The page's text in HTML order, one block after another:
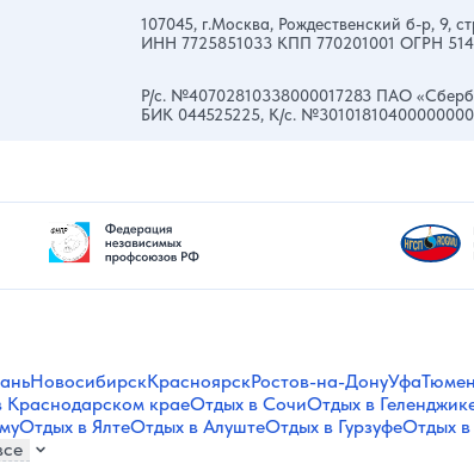
107045, г.Москва, Рождественский б-р, 9,
ИНН 7725851033 КПП 770201001 ОГРН
Р/с. №40702810338000017283 ПАО
БИК 044525225, К/с.
НовосибирскКрасноярскРостов-на-ДонуУфа
Краснодарском краеОтдых в СочиОтдых в
Отдых в ЯлтеОтдых в АлуштеОтдых в ГурзуфеОтдых